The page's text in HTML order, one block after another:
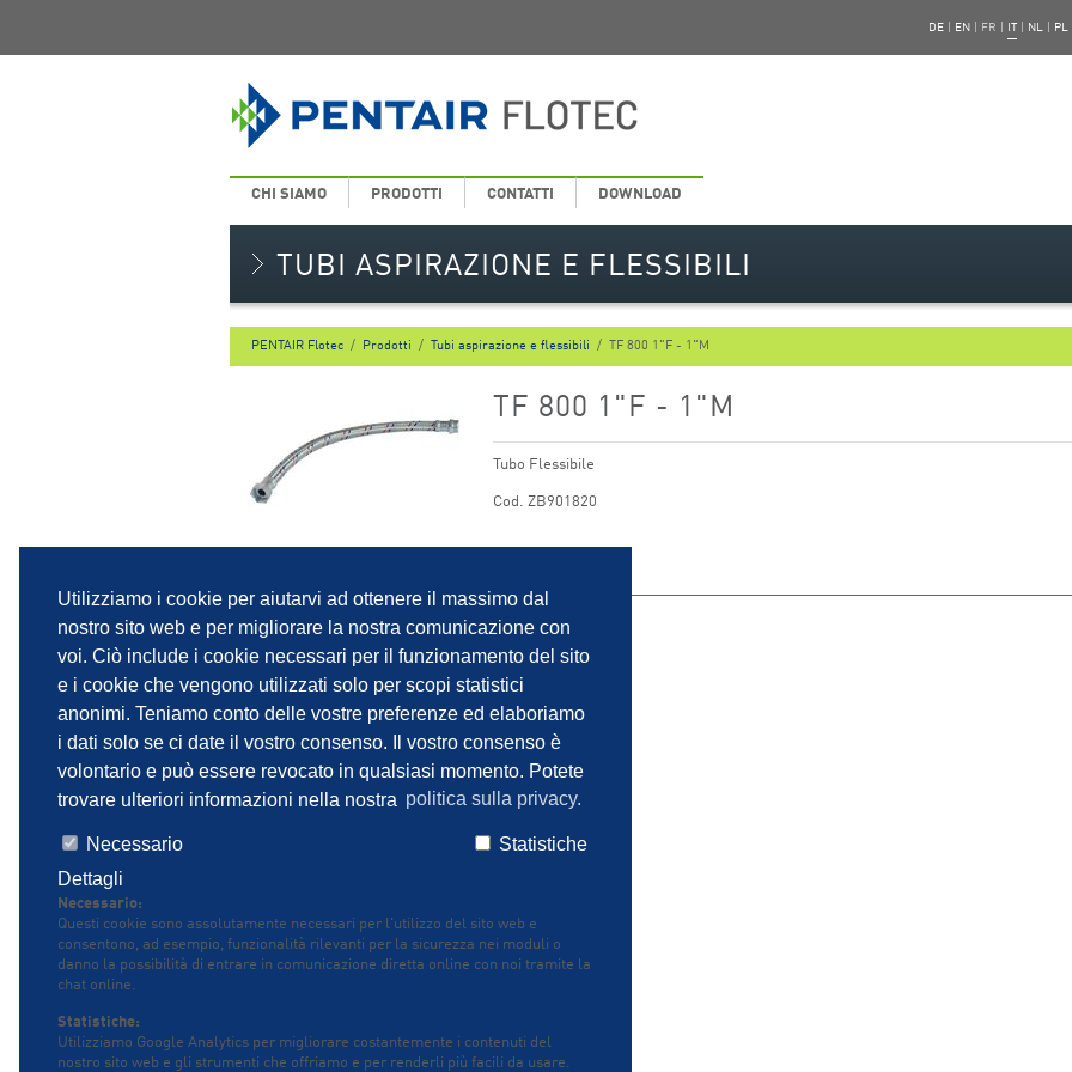
Utilizziamo i cookie per aiutarvi ad ottenere il massimo dal
nostro sito web e per migliorare la nostra comunicazione con
voi. Ciò include i cookie necessari per il funzionamento del sito
e i cookie che vengono utilizzati solo per scopi statistici
anonimi. Teniamo conto delle vostre preferenze ed elaboriamo
i dati solo se ci date il vostro consenso. Il vostro consenso è
volontario e può essere revocato in qualsiasi momento. Potete
trovare ulteriori informazioni nella nostra politica sulla privacy.
Necessario
Statistiche
Dettagli
Necessario:
Questi cookie sono assolutamente necessari per l'utilizzo del sito web e
consentono, ad esempio, funzionalità rilevanti per la sicurezza nei moduli o
danno la possibilità di entrare in comunicazione diretta online con noi tramite la
chat online.
Statistiche:
Utilizziamo Google Analytics per migliorare costantemente i contenuti del
nostro sito web e gli strumenti che offriamo e per renderli più facili da usare.
DE EN FR IT NL PL
CHI SIAMO PRODOTTI CONTATTI DOWNLOAD
TUBI ASPIRAZIONE E FLESSIBILI
PENTAIR Flotec / Prodotti / Tubi aspirazione e flessibili / TF 800 1"F - 1"M
TF 800 1"F - 1"M
Tubo Flessibile
Cod. ZB901820
IMPRINT INFORMATIVA SULLA PRIVACY